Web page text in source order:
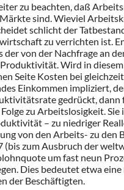
zu beachten, daß
sind. Wieviel
schlicht der
zu verrichten ist.
von der Nachfrage an
Wird in
Seite Kosten bei
Einkommen impliziert,
gedrückt, dann
zu Arbeitslosigkeit. Sie
– zu niedriger
von den Arbeits- zu den
(bis zum Ausbruch der
um fast neun
Dies bedeutet etwa
der Beschäftigten.